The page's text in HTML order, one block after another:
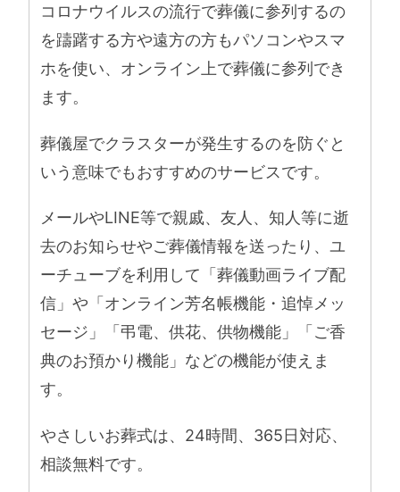
コロナウイルスの流行で葬儀に参列するの
を躊躇する方や遠方の方もパソコンやスマ
ホを使い、オンライン上で葬儀に参列でき
ます。
葬儀屋でクラスターが発生するのを防ぐと
いう意味でもおすすめのサービスです。
メールやLINE等で親戚、友人、知人等に逝
去のお知らせやご葬儀情報を送ったり、ユ
ーチューブを利用して「葬儀動画ライブ配
信」や「オンライン芳名帳機能・追悼メッ
セージ」「弔電、供花、供物機能」「ご香
典のお預かり機能」などの機能が使えま
す。
やさしいお葬式は、24時間、365日対応、
相談無料です。